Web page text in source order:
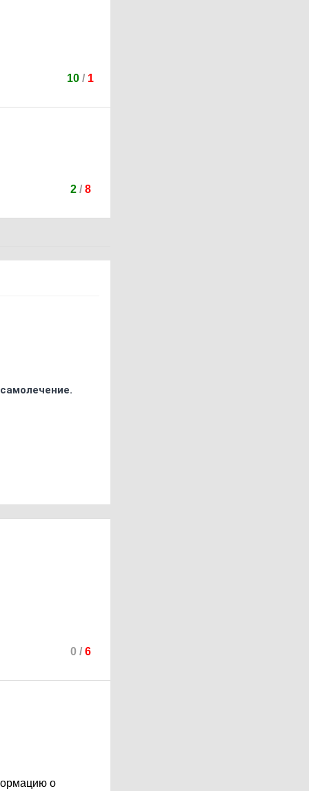
10 / 1
2/ 8
0 / 6
о